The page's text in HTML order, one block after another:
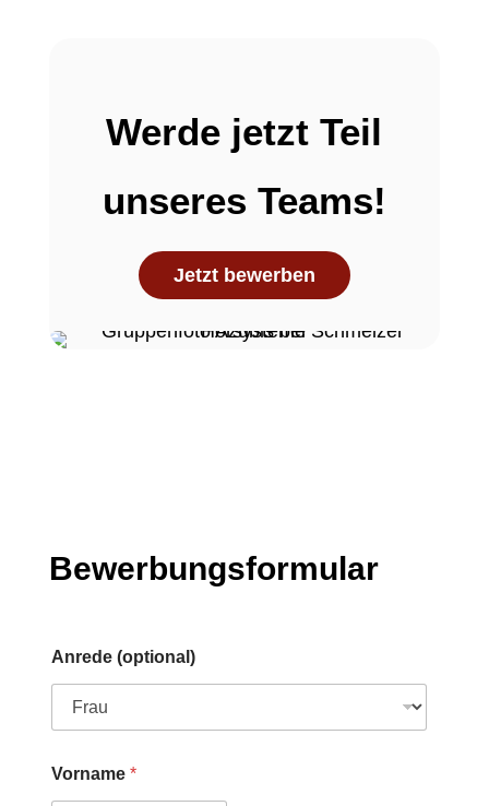
Werde jetzt Teil
unseres Teams!
Jetzt bewerben
Bewerbungsformular
o
s
l
i
Anrede (optional)
Vorname *